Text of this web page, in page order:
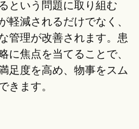
という問題に取り組む
軽減されるだけでなく、
管理が改善されます。患
に焦点を当てることで、
足度を高め、物事をスム
きます。